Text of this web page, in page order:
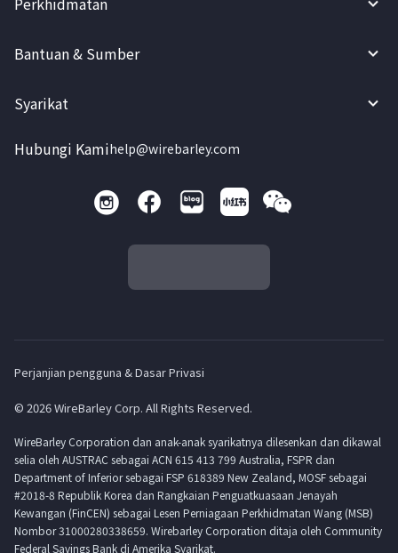
Bantuan & Sumber
Syarikat
Hubungi Kamihelp@wirebarley.com
Perjanjian pengguna & Dasar Privasi
© 2026 WireBarley Corp. All Rights Reserved.
WireBarley Corporation dan anak-anak syarikatnya dilesenkan dan dikawal
selia oleh AUSTRAC sebagai ACN 615 413 799 Australia, FSPR dan
Department of Inferior sebagai FSP 618389 New Zealand, MOSF sebagai
#2018-8 Republik Korea dan Rangkaian Penguatkuasaan Jenayah
Kewangan (FinCEN) sebagai Lesen Perniagaan Perkhidmatan Wang (MSB)
Nombor 31000280338659. Wirebarley Corporation ditaja oleh Community
Federal Savings Bank di Amerika Syarikat.